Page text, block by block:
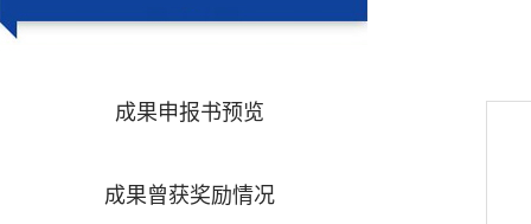
成果申报书预览
成果曾获奖励情况